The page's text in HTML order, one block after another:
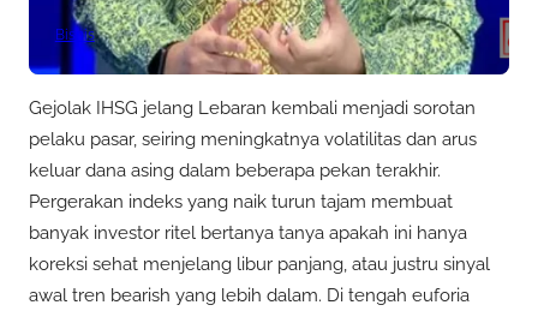
Bisnis
Gejolak IHSG jelang Lebaran kembali menjadi sorotan
pelaku pasar, seiring meningkatnya volatilitas dan arus
keluar dana asing dalam beberapa pekan terakhir.
Pergerakan indeks yang naik turun tajam membuat
banyak investor ritel bertanya tanya apakah ini hanya
koreksi sehat menjelang libur panjang, atau justru sinyal
awal tren bearish yang lebih dalam. Di tengah euforia